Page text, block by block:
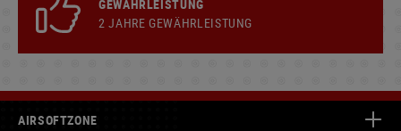
GEWÄHRLEISTUNG
2 JAHRE GEWÄHRLEISTUNG
AIRSOFTZONE